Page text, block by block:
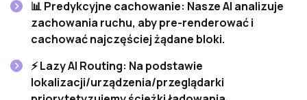
📊Predykcyjne cachowanie: Nasze AI analizuje
zachowania ruchu, aby pre-renderować i
cachować najczęściej żądane bloki.
⚡Lazy AI Routing: Na podstawie
lokalizacji/urządzenia/przeglądarki